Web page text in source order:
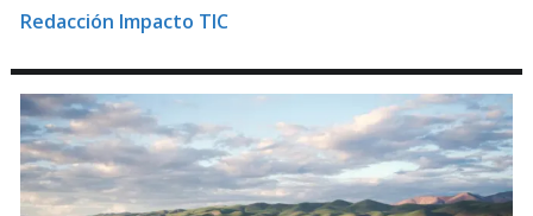
Redacción Impacto TIC